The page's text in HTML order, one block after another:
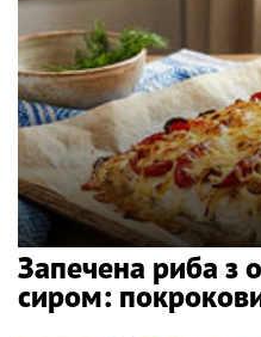
Запечена риба з
сиром: